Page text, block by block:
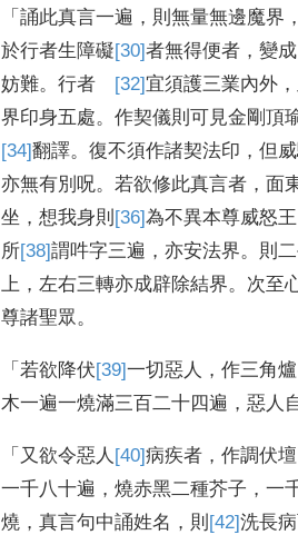
「誦此真言一遍 ， 則無量無邊魔界
於行者生障礙[30]者無得便者 ，變成
妨難。行者 [32] 宜須護三業內外 ，
界印身五處。作契儀則可見金剛頂
[34]翻譯。復不須作諸契法印 ，但
亦無有別呪。若欲修此真言者 ， 面
坐 ，想我身則 [36]為不異本尊威怒王
所[38]謂吽字三遍 ，亦安法界。 則
上 ，左右三轉亦成辟除結界。 次至
尊諸聖眾。
「若欲降伏[39]一切惡人 ，作三角爐
木一遍一燒滿三百二十四遍 ，惡人
「 又欲令惡人 [40]病疾者 ，作調伏壇
一千八十遍 ，燒赤黑二種芥子 ，一
燒 ，真言句中誦姓名 ， 則 [42]洗長